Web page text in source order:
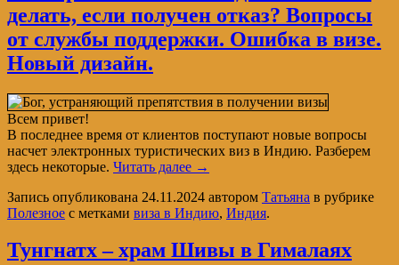
делать, если получен отказ? Вопросы
от службы поддержки. Ошибка в визе.
Новый дизайн.
Всем привет!
В последнее время от клиентов поступают новые вопросы
насчет электронных туристических виз в Индию. Разберем
здесь некоторые. Читать далее →
Запись опубликована 24.11.2024 автором Татьяна в рубрике
Полезное с метками виза в Индию, Индия.
Тунгнатх – храм Шивы в Гималаях